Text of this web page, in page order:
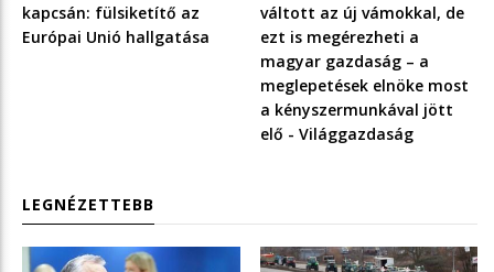
kapcsán: fülsiketítő az
Európai Unió hallgatása
váltott az új vámokkal, de
ezt is megérezheti a
magyar gazdaság – a
meglepetések elnöke most
a kényszermunkával jött
elő - Világgazdaság
LEGNÉZETTEBB